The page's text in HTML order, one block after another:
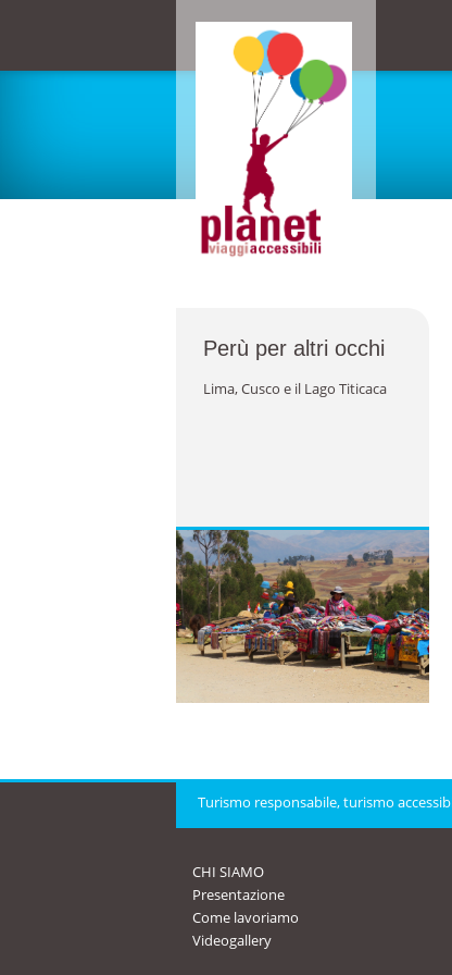
Perù per altri occhi
Lima, Cusco e il Lago Titicaca
Turismo responsabile, turismo
CHI SIAMO
Presentazione
Come lavoriamo
Videogallery